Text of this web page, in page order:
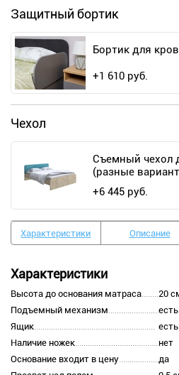
Защитный бортик
Бортик для
+1 610 руб.
Чехол
Съемный чехол
(разные
+6 445 руб.
Характеристики Описание
Характеристики
Высота до основания матраса
20
Подъемный механизм
есть
Ящик
есть
Наличие ножек
нет
Основание входит в цену
да